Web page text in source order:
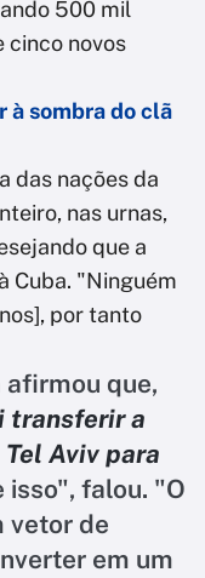
500 mil
cinco novos
à sombra do clã
das nações da
nas urnas,
que a
Cuba. "Ninguém
por tanto
que,
transferir a
Aviv para
isso", falou. "O
vetor de
em um